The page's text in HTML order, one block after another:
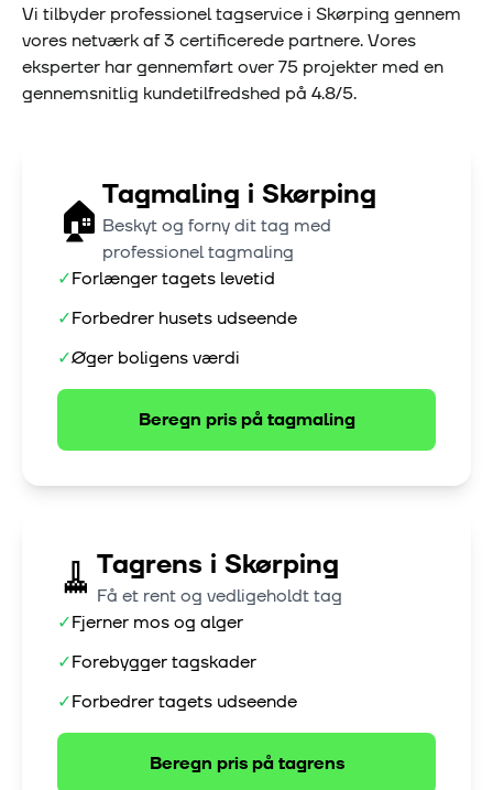
Vi tilbyder professionel tagservice i Skørping gennem
vores netværk af3 certificerede partnere. Vores
eksperter har gennemført over75 projekter med en
gennemsnitlig kundetilfredshed på 4.8/5.
🏠 Tagmaling i Skørping
Beskyt og forny dit tag med
professionel tagmaling
✓Forlænger tagets levetid
✓Forbedrer husets udseende
✓Øger boligens værdi
Beregn pris påtagmaling
🧹 Tagrens i Skørping
Få et rent og vedligeholdt tag
✓Fjerner mos og alger
✓Forebygger tagskader
✓Forbedrer tagets udseende
Beregn pris påtagrens